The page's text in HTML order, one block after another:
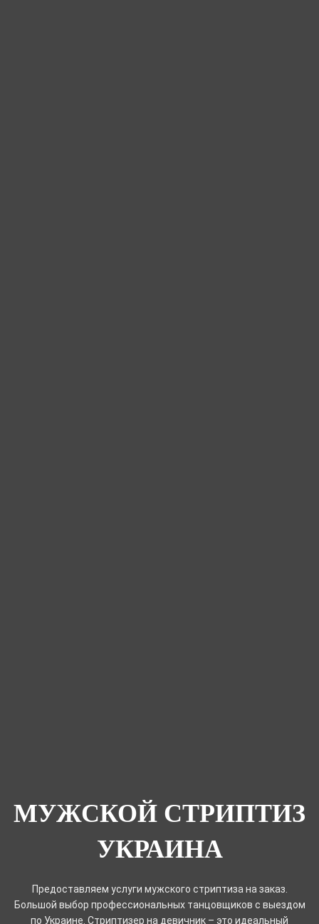
МУЖСКОЙ СТРИПТИЗ
УКРАИНА
Предоставляем услуги мужского стриптиза на заказ.
Большой выбор профессиональных танцовщиков с выездом
по Украине. Стриптизер на девичник – это идеальный